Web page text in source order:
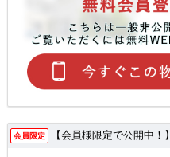
会員限定 【会員様限定で公開中！】